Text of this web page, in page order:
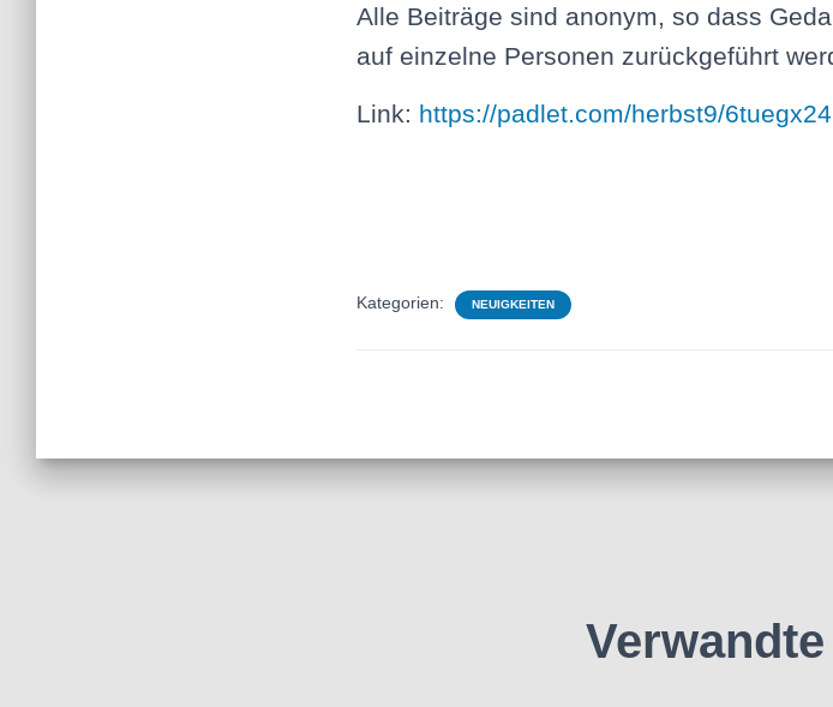
Alle Beiträge sind anonym, so dass
auf einzelne Personen zurückgeführt
Link: https://padlet.com/herbst9/
Kategorien: NEUIGKEITEN